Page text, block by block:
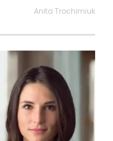
Anita Trochimiuk